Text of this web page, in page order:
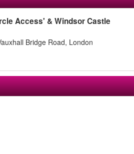
Access' & Windsor Castle
Bridge Road, London